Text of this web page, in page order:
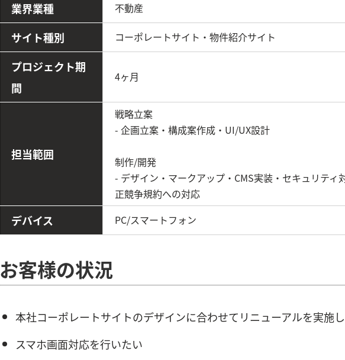
業界業種 不動産
サイト種別 コーポレートサイト・物件紹介サイト
プロジェクト期
間
4ヶ月
担当範囲
戦略立案
- 企画立案・構成案作成・UI/UX設計
制作/開発
- デザイン・マークアップ・CMS実装・セキュリティ
正競争規約への対応
デバイス PC/スマートフォン
お客様の状況
本社コーポレートサイトのデザインに合わせてリニューアルを実施
スマホ画面対応を行いたい